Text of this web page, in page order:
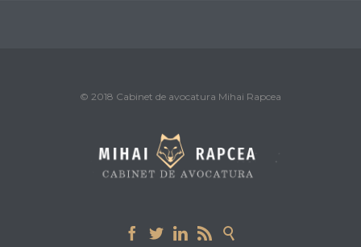
© 2018 Cabinet de avocatura Mihai Rapcea
    